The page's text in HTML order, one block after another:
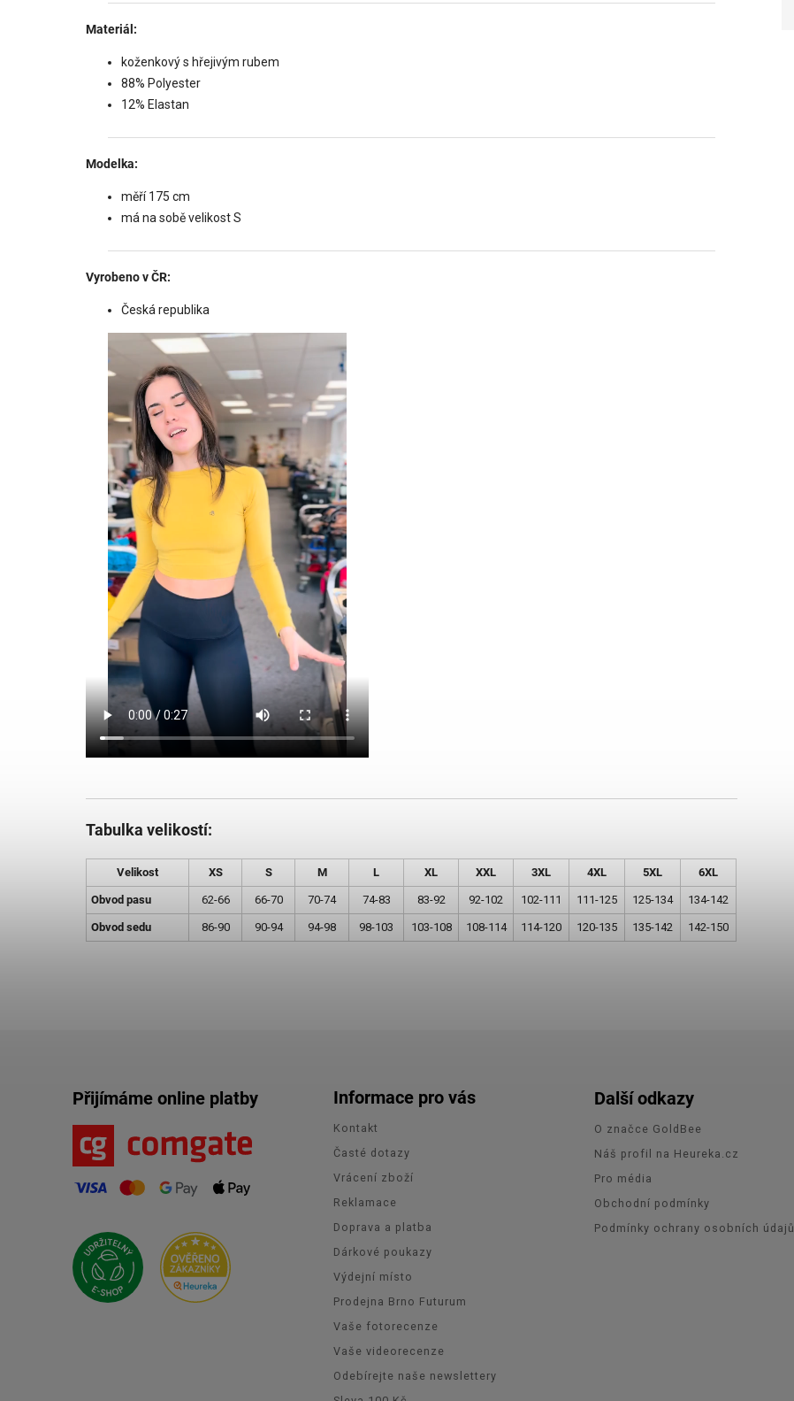
Materiál:
koženkový s hřejivým rubem
88% Polyester
12% Elastan
Modelka:
měří 175 cm
má na sobě velikost S
Vyrobeno v ČR:
Česká republika
Tabulka velikostí:
Velikost XS S M L XL XXL 3XL 4XL 5XL 6XL
Obvod pasu 62-66 66-70 70-74 74-83 83-92 92-102 102-111 111-125 125-134 134-142
Obvod sedu 86-90 90-94 94-98 98-103 103-108 108-114 114-120 120-135 135-142 142-150
Přijímáme online platby Informace pro vás
Kontakt
Časté dotazy
Vrácení zboží
Reklamace
Doprava a platba
Dárkové poukazy
Výdejní místo
Prodejna Brno Futurum
Vaše fotorecenze
Vaše videorecenze
Odebírejte naše newslettery
Další odkazy
O značce GoldBee
Náš profil na Heureka.cz
Pro média
Obchodní podmínky
Podmínky ochrany osobních údajů